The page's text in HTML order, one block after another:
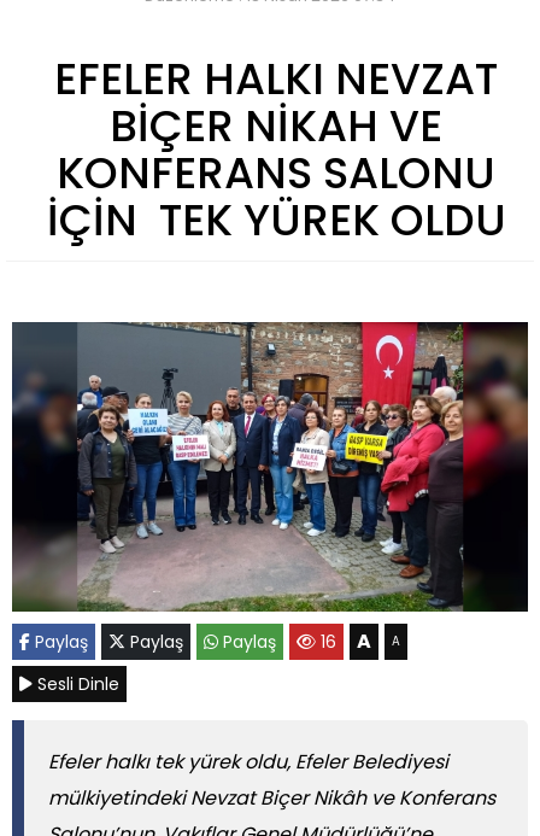
EFELER HALKI NEVZAT
BİÇER NİKAH VE
KONFERANS SALONU
İÇİN TEK YÜREK OLDU
Paylaş Paylaş Paylaş 16 A A
Sesli Dinle
Efeler halkı tek yürek oldu, Efeler Belediyesi
mülkiyetindeki Nevzat Biçer Nikâh ve Konferans